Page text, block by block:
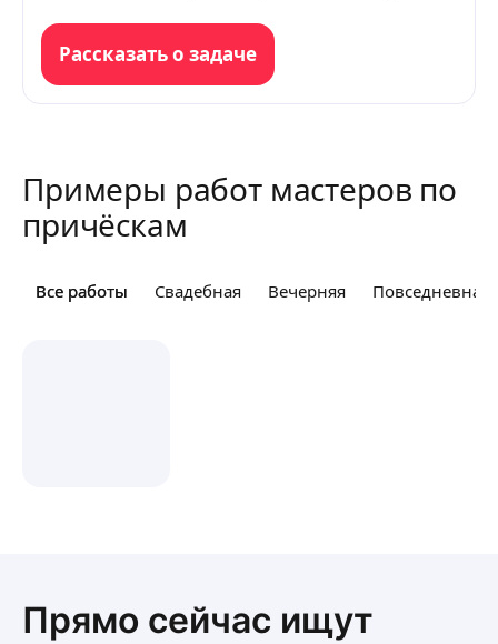
Рассказать о задаче
Примеры работ мастеров по
причёскам
Все работы
Все работы Свадебная Вечерняя Повседневная
Прямо сейчас ищут